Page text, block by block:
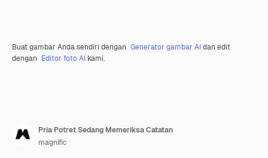
Buat gambar Anda sendiri dengan Generator gambar AIdan edit
dengan Editor foto AI kami.
Pria Potret Sedang Memeriksa Catatan
magnific